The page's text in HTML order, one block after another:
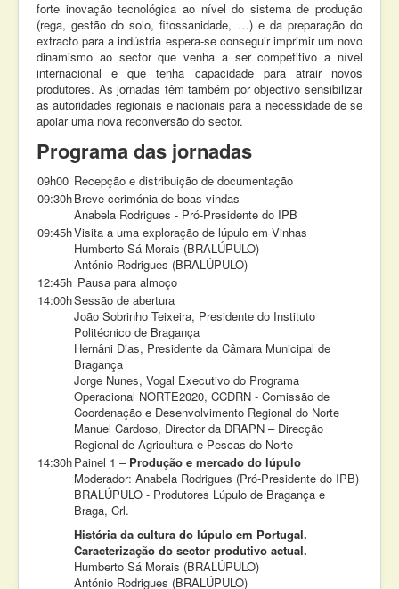
forte inovação tecnológica ao nível do sistema de produção
(rega, gestão do solo, fitossanidade, …) e da preparação do
extracto para a indústria espera-se conseguir imprimir um novo
dinamismo ao sector que venha a ser competitivo a nível
internacional e que tenha capacidade para atrair novos
produtores. As jornadas têm também por objectivo sensibilizar
as autoridades regionais e nacionais para a necessidade de se
apoiar uma nova reconversão do sector.
Programa das jornadas
09h00 Recepção e distribuição de documentação
09:30hBreve cerimónia de boas-vindas
Anabela Rodrigues - Pró-Presidente do IPB
09:45hVisita a uma exploração de lúpulo em Vinhas
Humberto Sá Morais (BRALÚPULO)
António Rodrigues (BRALÚPULO)
12:45h Pausa para almoço
14:00hSessão de abertura
João Sobrinho Teixeira, Presidente do Instituto
Politécnico de Bragança
Hernâni Dias, Presidente da Câmara Municipal de
Bragança
Jorge Nunes, Vogal Executivo do Programa
Operacional NORTE2020, CCDRN - Comissão de
Coordenação e Desenvolvimento Regional do Norte
Manuel Cardoso, Director da DRAPN – Direcção
Regional de Agricultura e Pescas do Norte
14:30hPainel 1 – Produção e mercado do lúpulo
Moderador: Anabela Rodrigues (Pró-Presidente do IPB)
BRALÚPULO - Produtores Lúpulo de Bragança e
Braga, Crl.
História da cultura do lúpulo em Portugal.
Caracterização do sector produtivo actual.
Humberto Sá Morais (BRALÚPULO)
António Rodrigues (BRALÚPULO)